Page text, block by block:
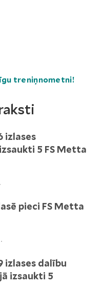
treniņnometni!
izlases
5 FS Metta
pieci FS Metta
izlases dalību
izsaukti 5